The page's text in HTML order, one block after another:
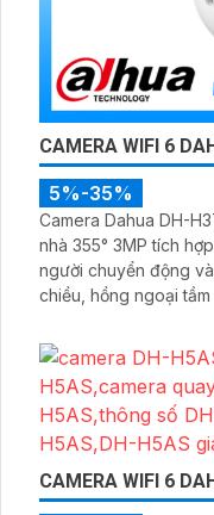
CAMERA WIFI 6
5%-35%
Camera Dahua DH-
nhà 355° 3MP tích
người chuyển động
chiều, hồng ngoại
DMSS
CAMERA WIFI 6